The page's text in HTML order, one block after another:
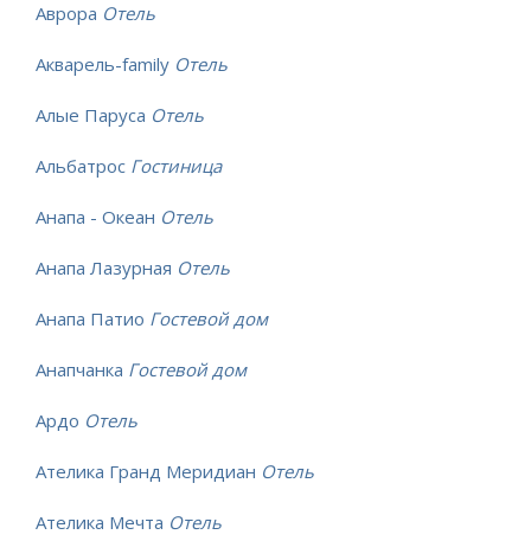
Аврора Отель
Акварель-family Отель
Алые Паруса Отель
Альбатрос Гостиница
Анапа - Океан Отель
Анапа Лазурная Отель
Анапа Патио Гостевой дом
Анапчанка Гостевой дом
Ардо Отель
Ателика Гранд Меридиан Отель
Ателика Мечта Отель